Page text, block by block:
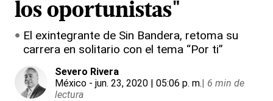
los oportunistas"
El exintegrante de Sin Bandera, retoma su
carrera en solitario con el tema “Por ti”
Severo Rivera
México - jun. 23, 2020 | 05:06 p. m.| 6 min de
lectura